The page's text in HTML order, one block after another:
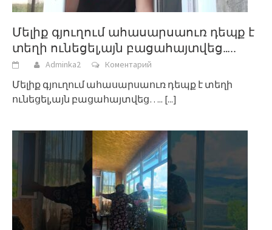
Մելիք գյուղում ահասարսաուռ դեպք է
տեղի ունեցել,այն բացահայտվեց…..
Adminka2 Коментарий
Մելիք գյուղում ահասարսաուռ դեպք է տեղի
ունեցել,այն բացահայտվեց….. [...]